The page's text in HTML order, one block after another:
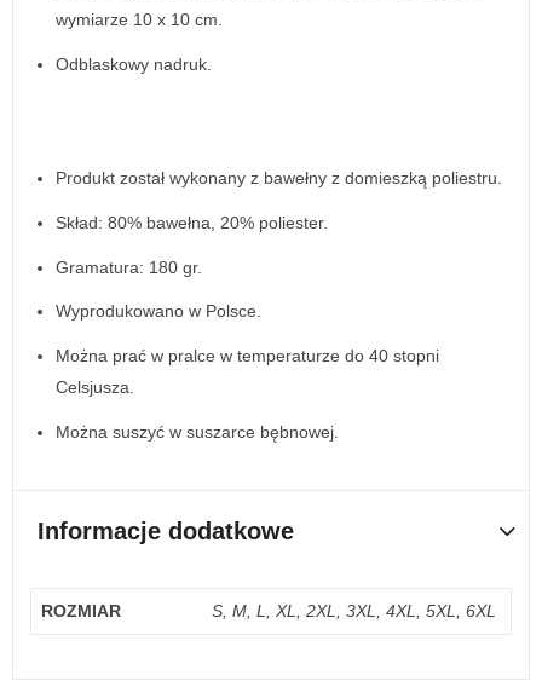
wymiarze 10 x 10 cm.
Odblaskowy nadruk.
Produkt został wykonany z bawełny z domieszką poliestru.
Skład: 80% bawełna, 20% poliester.
Gramatura: 180 gr.
Wyprodukowano w Polsce.
Można prać w pralce w temperaturze do 40 stopni
Celsjusza.
Można suszyć w suszarce bębnowej.
Informacje dodatkowe
ROZMIAR S, M, L, XL, 2XL, 3XL, 4XL, 5XL, 6XL